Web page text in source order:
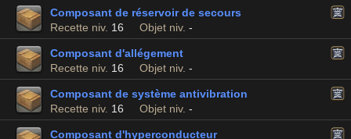
Composant de réservoir de secours
Recette niv. 16 Objet niv. -
Composant d'allégement
Recette niv. 16 Objet niv. -
Composant de système antivibration
Recette niv. 16 Objet niv. -
Composant d'hyperconducteur